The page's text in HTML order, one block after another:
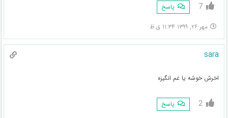
7 پاسخ
مهر ۲۶, ۱۳۹۹ ۱۱:۳۴ ق.ظ
sara
اخرش خوشه یا غم انگیزه
2 پاسخ